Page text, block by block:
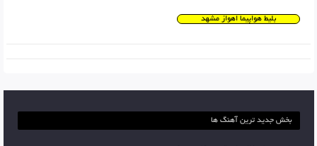
بلیط هواپیما اهواز مشهد
بخش جدید ترین آهنگ ها